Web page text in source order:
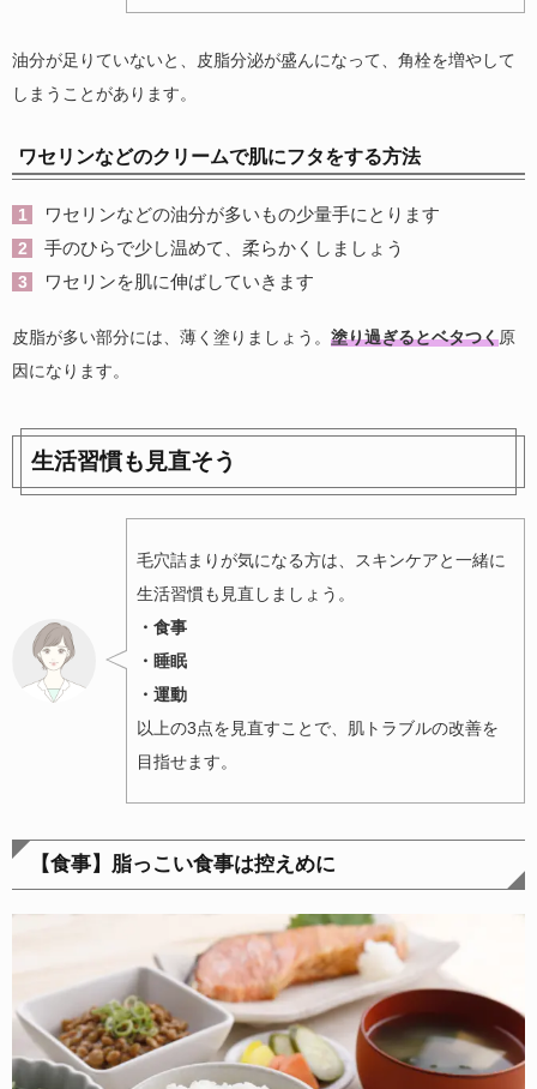
油分が足りていないと、皮脂分泌が盛んになって、角栓を増やして
しまうことがあります。
ワセリンなどのクリームで肌にフタをする方法
ワセリンなどの油分が多いもの少量手にとります
手のひらで少し温めて、柔らかくしましょう
ワセリンを肌に伸ばしていきます
皮脂が多い部分には、薄く塗りましょう。 塗り過ぎるとベタつく原
因になります。
生活習慣も見直そう
毛穴詰まりが気になる方は、スキンケアと一緒に
生活習慣も見直しましょう。
・食事
・睡眠
・運動
以上の3点を見直すことで、肌トラブルの改善を
目指せます。
【食事】 脂っこい食事は控えめに